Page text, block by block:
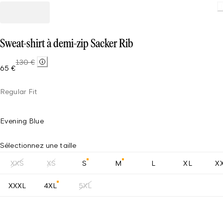
Sweat-shirt à demi-zip Sacker Rib
65 €
130 €
Regular Fit
Evening Blue
Sélectionnez une taille
XXS XS S M L XL
XXXL 4XL 5XL